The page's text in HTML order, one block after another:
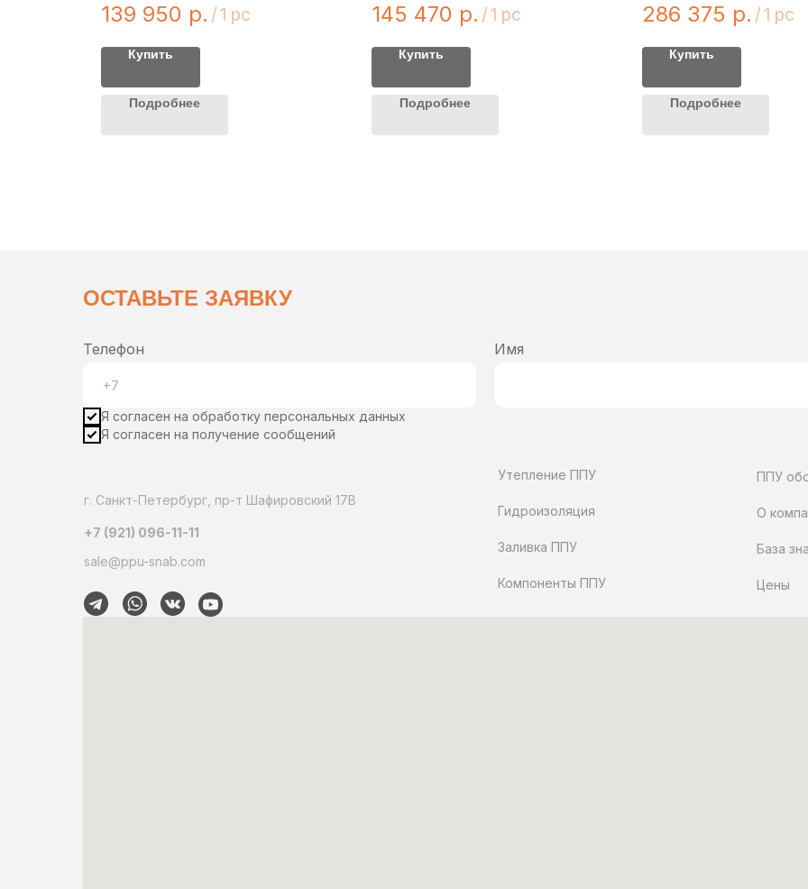
139 950 р. /1 pc
Купить
Подробнее
145 470 р. /1 pc
Купить
Подробнее
286 375 р. /1 pc
Купить
Подробнее
ОСТАВЬТЕ ЗАЯВКУ
г. Санкт-Петербург, пр-т Шафировский 17В
+7 (921) 096-11-11
sale@ppu-snab.com
Компоненты ППУ
Заливка ППУ
ППУ
О
База
Цены
Гидроизоляция
Утепление ППУ
Телефон Имя
Я согласен на обработку персональных данных
Я согласен на получение сообщений